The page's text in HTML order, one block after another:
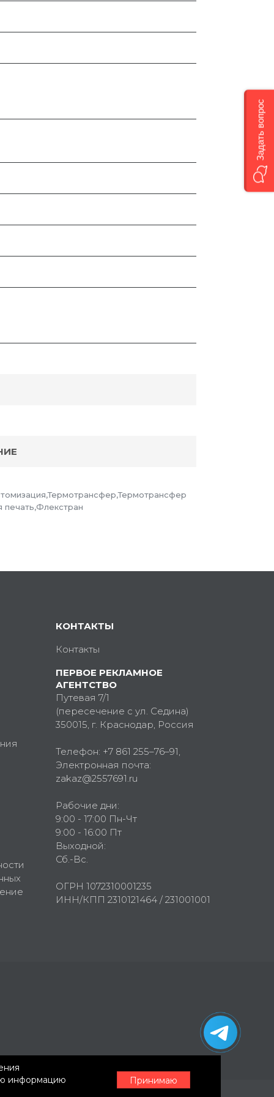
КОНТАКТЫ
Контакты
ПЕРВОЕ РЕКЛАМНОЕ
АГЕНТСТВО
Путевая 7/1
(пересечение с ул. Седина)
350015, г. Краснодар, Россия
Телефон: +7 861 255–76–91,
Электронная почта:
zakaz@2557691.ru
Рабочие дни:
9:00 - 17:00 Пн-Чт
9:00 - 16:00 Пт
Выходной:
Сб.-Вс.
ОГРН 1072310001235
ИНН/КПП 2310121464 / 231001001
информацию
Принимаю
Задать вопрос